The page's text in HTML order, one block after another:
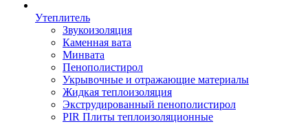
Утеплитель
Звукоизоляция
Каменная вата
Минвата
Пенополистирол
Укрывочные и отражающие материалы
Жидкая теплоизоляция
Экструдированный пенополистирол
PIR Плиты теплоизоляционные